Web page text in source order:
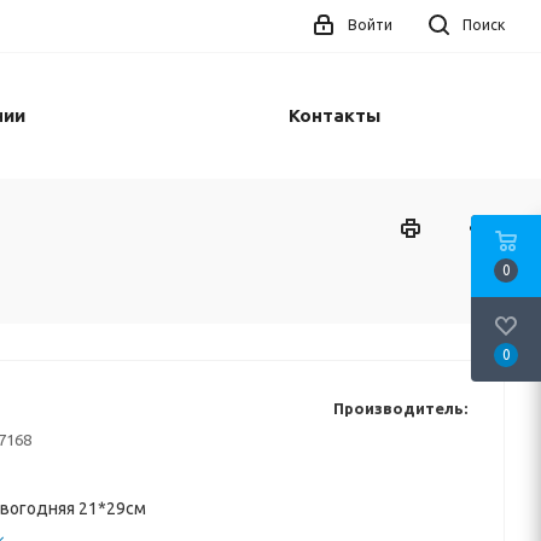
Поиск
Войти
Контакты
Производитель:
21*29см
0
0